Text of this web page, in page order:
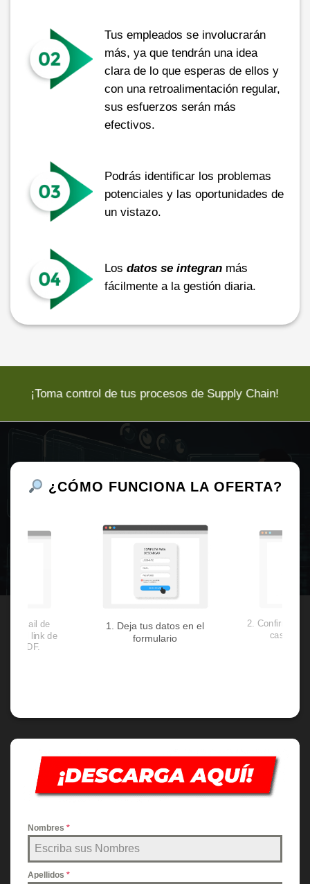
Tus empleados se involucrarán
más, ya que tendrán una idea
clara de lo que esperas de ellos y
con una retroalimentación regular,
sus esfuerzos serán más
efectivos.
Podrás identificar los problemas
potenciales y las oportunidades de
un vistazo.
Los datos se integranmás
fácilmente a la gestión diaria.
¡Toma control de tus procesos de Supply Chain!
¿CÓMO FUNCIONA LA OFERTA?
1. Deja tus datos en el
formulario
2. Confirma tu
casillero
un email de
con el link de
del PDF.
Nombres *
Apellidos *